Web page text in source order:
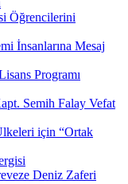
Öğrencilerini
İnsanlarına Mesaj
Programı
Semih Falay Vefat
için “Ortak
Deniz Zaferi